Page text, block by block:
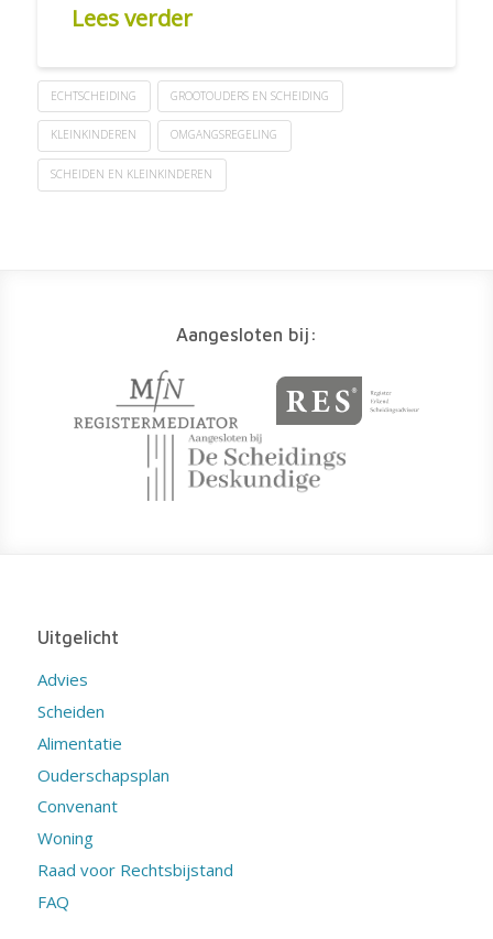
Lees verder
ECHTSCHEIDING GROOTOUDERS EN SCHEIDING
KLEINKINDEREN OMGANGSREGELING
SCHEIDEN EN KLEINKINDEREN
Aangesloten bij:
Uitgelicht
Advies
Scheiden
Alimentatie
Ouderschapsplan
Convenant
Woning
Raad voor Rechtsbijstand
FAQ